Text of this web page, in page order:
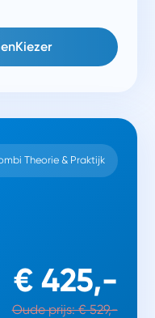
Theorie & Praktijk
€ 425,-
Oude prijs: € 529,-